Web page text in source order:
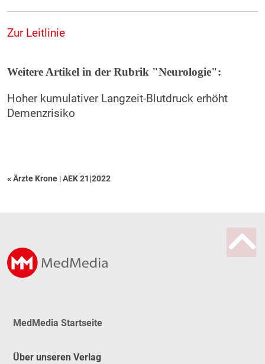
Zur Leitlinie
Weitere Artikel in der Rubrik "Neurologie":
Hoher kumulativer Langzeit-Blutdruck erhöht
Demenzrisiko
« Ärzte Krone |AEK 21|2022
MedMedia Startseite
Über unseren Verlag